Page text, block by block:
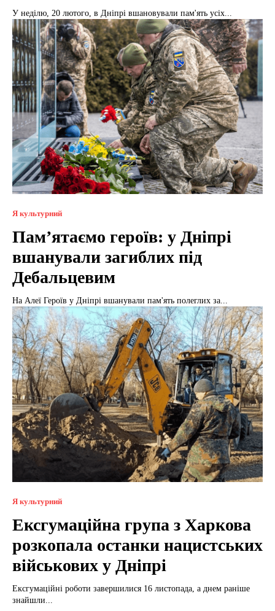
У неділю, 20 лютого, в Дніпрі вшановували пам'ять усіх...
Я культурний
Пам’ятаємо героїв: у Дніпрі
вшанували загиблих під
Дебальцевим
На Алеї Героїв у Дніпрі вшанували пам'ять полеглих за...
Я культурний
Ексгумаційна група з Харкова
розкопала останки нацистських
військових у Дніпрі
Ексгумаційні роботи завершилися 16 листопада, а днем ​​раніше
знайшли...